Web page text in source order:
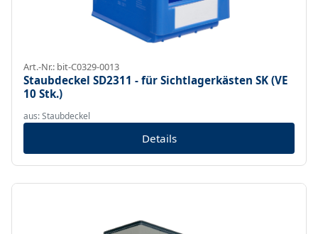
Art.-Nr.: bit-C0329-0013
Staubdeckel SD2311 - für Sichtlagerkästen SK (VE
10 Stk.)
aus: Staubdeckel
Details